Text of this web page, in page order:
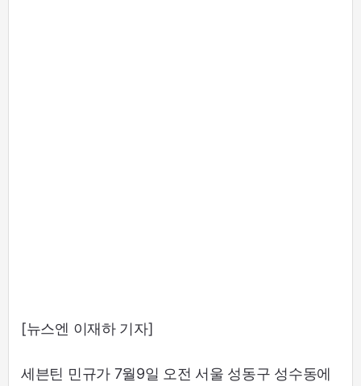
[뉴스엔 이재하 기자]
세븐틴 민규가 7월9일 오전 서울 성동구 성수동에